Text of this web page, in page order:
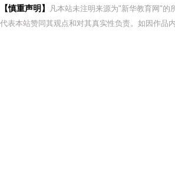
【慎重声明】
凡本站未注明来源为"新华教育网"的
代表本站赞同其观点和对其真实性负责。如因作品